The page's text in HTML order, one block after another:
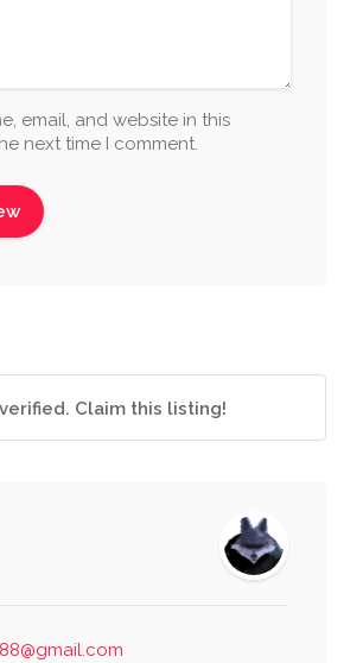
email, and website in this
next time I comment.
Claim this listing!